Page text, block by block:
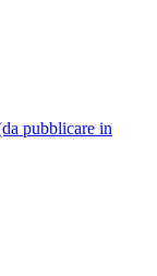
pubblicare in